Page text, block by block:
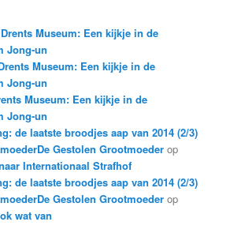
Museum: Een kijkje in de
Jong-un
Museum: Een kijkje in de
Jong-un
Museum: Een kijkje in de
Jong-un
de laatste broodjes aap van 2014 (2/3)
Gestolen Grootmoeder op
Internationaal Strafhof
de laatste broodjes aap van 2014 (2/3)
Gestolen Grootmoeder op
wat van